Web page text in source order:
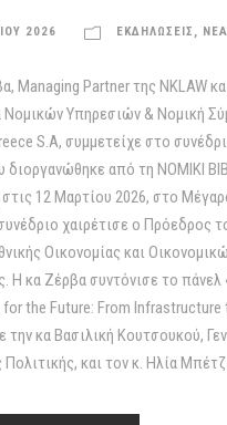
2026 ΕΚΔΗΛΩΣΕΙΣ , ΝΕΑ
Managing Partner της NKLAW
Νομικών Υπηρεσιών & Νομική
S.A, συμμετείχε στο
διοργανώθηκε από τη NOMIKI
στις 12 Μαρτίου 2026, στο
χαιρέτισε ο Πρόεδρος
Οικονομίας και
Η κα Ζέρβα συντόνισε το πάνελ
the Future: From Infrastructure
την κα Βασιλική Κουτσουκού,
Πολιτικής, και τον κ. Ηλία